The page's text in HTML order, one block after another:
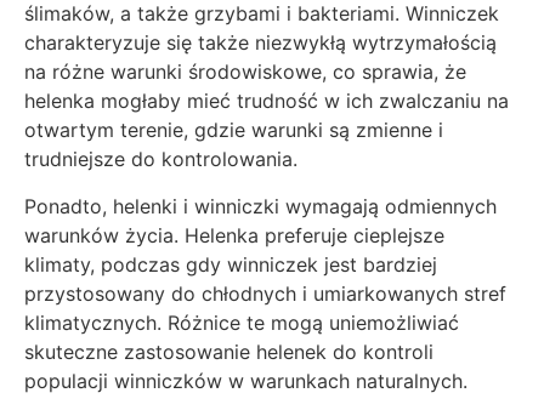
ślimaków, a także grzybami i bakteriami. Winniczek
charakteryzuje się także niezwykłą wytrzymałością
na różne warunki środowiskowe, co sprawia, że
helenka mogłaby mieć trudność w ich zwalczaniu na
otwartym terenie, gdzie warunki są zmienne i
trudniejsze do kontrolowania.
Ponadto, helenki i winniczki wymagają odmiennych
warunków życia. Helenka preferuje cieplejsze
klimaty, podczas gdy winniczek jest bardziej
przystosowany do chłodnych i umiarkowanych stref
klimatycznych. Różnice te mogą uniemożliwiać
skuteczne zastosowanie helenek do kontroli
populacji winniczków w warunkach naturalnych.